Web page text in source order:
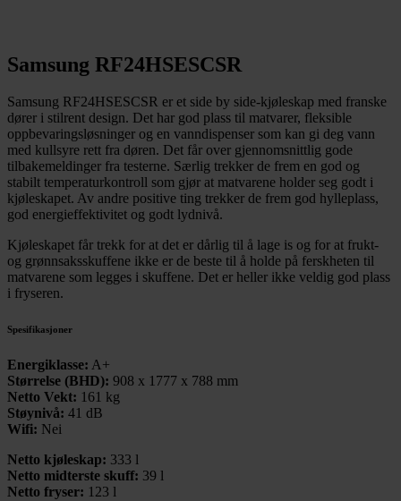
Samsung RF24HSESCSR
Samsung RF24HSESCSR er et side by side-kjøleskap med franske
dører i stilrent design. Det har god plass til matvarer, fleksible
oppbevaringsløsninger og en vanndispenser som kan gi deg vann
med kullsyre rett fra døren. Det får over gjennomsnittlig gode
tilbakemeldinger fra testerne. Særlig trekker de frem en god og
stabilt temperaturkontroll som gjør at matvarene holder seg godt i
kjøleskapet. Av andre positive ting trekker de frem god hylleplass,
god energieffektivitet og godt lydnivå.
Kjøleskapet får trekk for at det er dårlig til å lage is og for at frukt-
og grønnsaksskuffene ikke er de beste til å holde på ferskheten til
matvarene som legges i skuffene. Det er heller ikke veldig god plass
i fryseren.
Spesifikasjoner
Energiklasse: A+
Størrelse (BHD): 908 x 1777 x 788 mm
Netto Vekt: 161 kg
Støynivå: 41 dB
Wifi: Nei
Netto kjøleskap: 333 l
Netto midterste skuff: 39 l
Netto fryser: 123 l